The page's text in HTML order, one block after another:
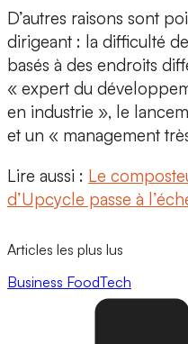
D’autres raisons sont
dirigeant : la difficulté
basés à des endroits
« expert du
en industrie », le
et un « management
Lire aussi : Le
d’Upcycle passe à
Articles les plus lus
Business FoodTech